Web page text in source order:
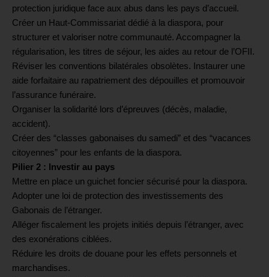
protection juridique face aux abus dans les pays d’accueil.
Créer un Haut-Commissariat dédié à la diaspora, pour
structurer et valoriser notre communauté. Accompagner la
régularisation, les titres de séjour, les aides au retour de l’OFII.
Réviser les conventions bilatérales obsolètes. Instaurer une
aide forfaitaire au rapatriement des dépouilles et promouvoir
l’assurance funéraire.
Organiser la solidarité lors d’épreuves (décès, maladie,
accident).
Créer des “classes gabonaises du samedi” et des “vacances
citoyennes” pour les enfants de la diaspora.
Pilier 2 : Investir au pays
Mettre en place un guichet foncier sécurisé pour la diaspora.
Adopter une loi de protection des investissements des
Gabonais de l’étranger.
Alléger fiscalement les projets initiés depuis l’étranger, avec
des exonérations ciblées.
Réduire les droits de douane pour les effets personnels et
marchandises.